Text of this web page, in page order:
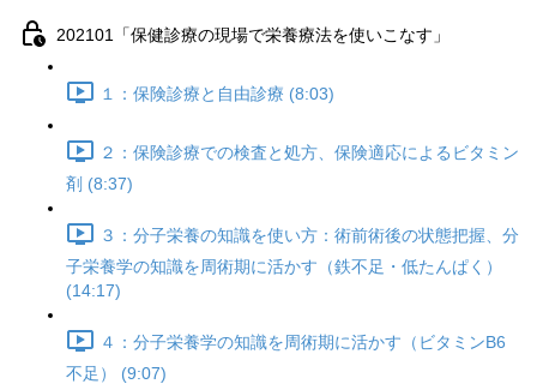
202101「保健診療の現場で栄養療法を使いこなす」
１：保険診療と自由診療 (8:03)
２：保険診療での検査と処方、保険適応によるビタミン
剤 (8:37)
３：分子栄養の知識を使い方：術前術後の状態把握、分
子栄養学の知識を周術期に活かす（鉄不足・低たんぱく）
(14:17)
４：分子栄養学の知識を周術期に活かす（ビタミンB6
不足） (9:07)